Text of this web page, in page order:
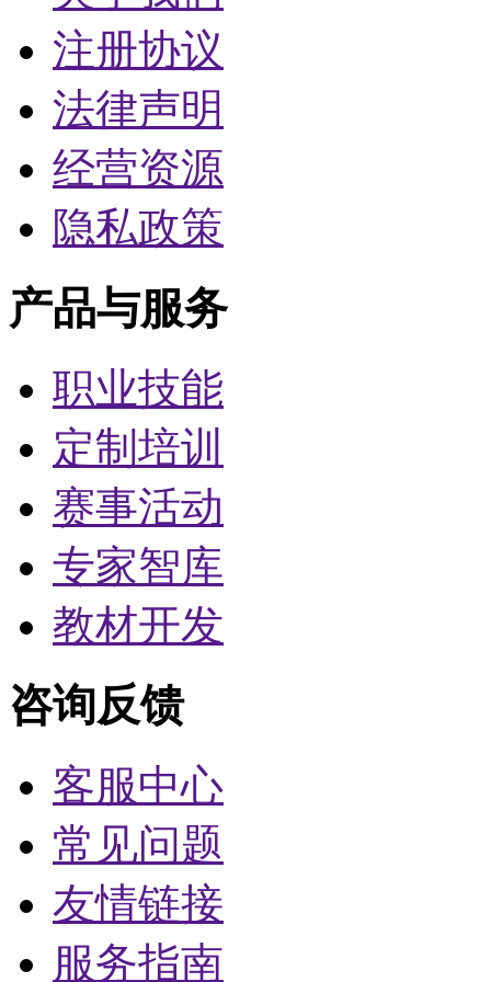
注册协议
法律声明
经营资源
隐私政策
产品与服务
职业技能
定制培训
赛事活动
专家智库
教材开发
咨询反馈
客服中心
常见问题
友情链接
服务指南